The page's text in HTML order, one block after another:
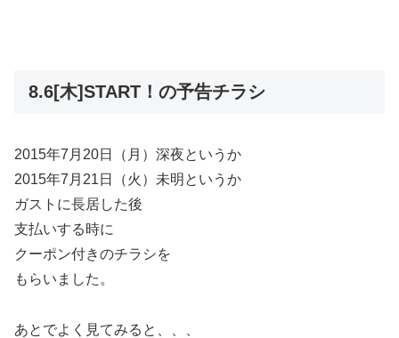
8.6[木]START！の予告チラシ
2015年7月20日（月）深夜というか
2015年7月21日（火）未明というか
ガストに長居した後
支払いする時に
クーポン付きのチラシを
もらいました。
あとでよく見てみると、、、